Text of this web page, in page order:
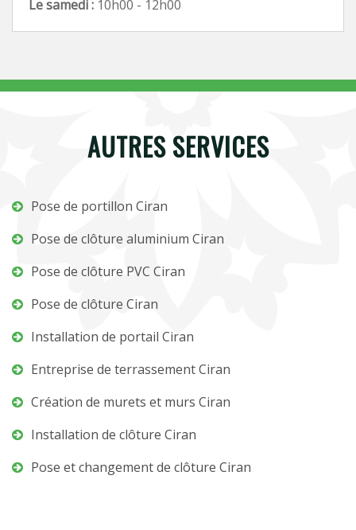
Le samedi : 10h00 - 12h00
AUTRES SERVICES
Pose de portillon Ciran
Pose de clôture aluminium Ciran
Pose de clôture PVC Ciran
Pose de clôture Ciran
Installation de portail Ciran
Entreprise de terrassement Ciran
Création de murets et murs Ciran
Installation de clôture Ciran
Pose et changement de clôture Ciran